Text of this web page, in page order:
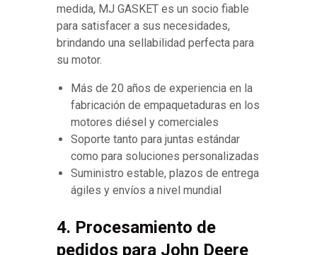
medida, MJ GASKET es un socio fiable
para satisfacer a sus necesidades,
brindando una sellabilidad perfecta para
su motor.
Más de 20 años de experiencia en la
fabricación de empaquetaduras en los
motores diésel y comerciales
Soporte tanto para juntas estándar
como para soluciones personalizadas
Suministro estable, plazos de entrega
ágiles y envíos a nivel mundial
4. Procesamiento de
pedidos para John Deere